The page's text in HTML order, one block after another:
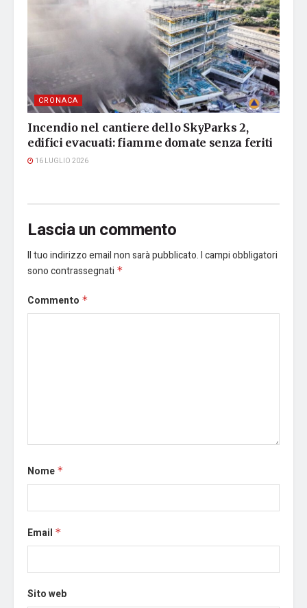
CRONACA
Incendio nel cantiere dello SkyParks 2,
edifici evacuati: fiamme domate senza feriti
16 LUGLIO 2026
Lascia un commento
Il tuo indirizzo email non sarà pubblicato.I campi obbligatori
sono contrassegnati *
Commento *
Nome *
Email *
Sito web